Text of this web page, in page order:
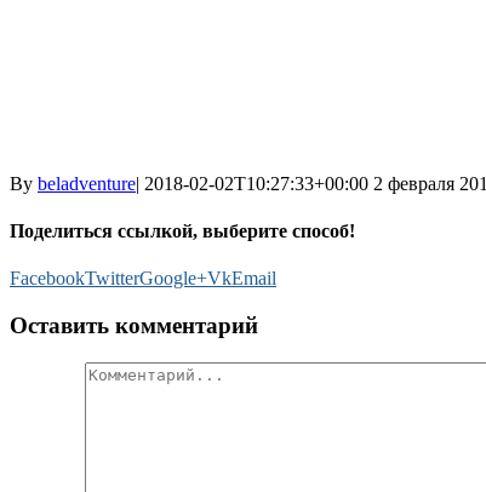
By beladventure| 2018-02-02T10:27:33+00:00 2 февраля
Поделиться ссылкой, выберите способ!
FacebookTwitterGoogle+VkEmail
Оставить комментарий